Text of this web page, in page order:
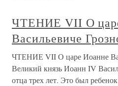
ЧТЕНИЕ VII О
Васильевиче
ЧТЕНИЕ VII О царе Иоанне
Великий князь Иоанн IV
отца трех лет. Это был